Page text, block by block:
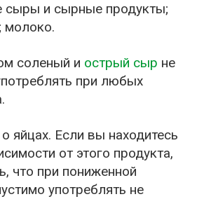
сыры и сырные продукты;
молоко.
соленый и острый сыр не
при любых
яйцах. Если вы находитесь
от этого продукта,
что при пониженной
употреблять не